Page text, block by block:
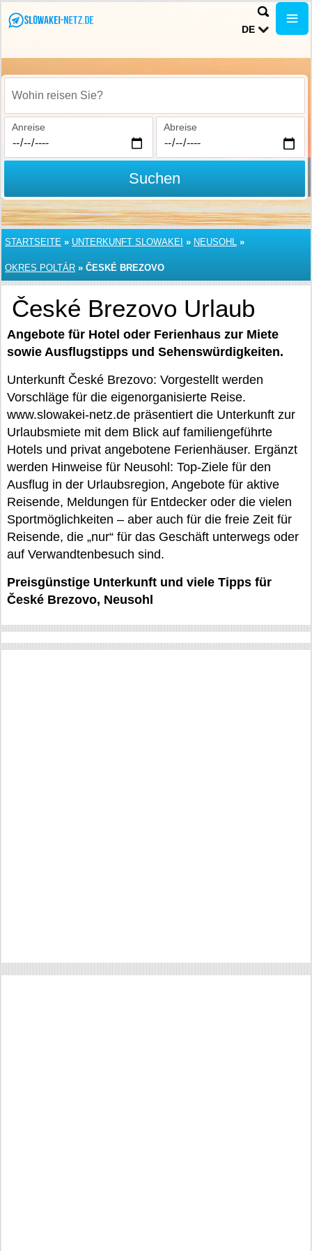
DE
Wohin reisen Sie?
Anreise Abreise
Suchen
STARTSEITE » UNTERKUNFT SLOWAKEI » NEUSOHL »
OKRES POLTÁR » ČESKÉ BREZOVO
České Brezovo Urlaub
Angebote für Hotel oder Ferienhaus zur Miete
sowie Ausflugstipps und Sehenswürdigkeiten.
Unterkunft České Brezovo: Vorgestellt werden
Vorschläge für die eigenorganisierte Reise.
www.slowakei-netz.de präsentiert die Unterkunft zur
Urlaubsmiete mit dem Blick auf familiengeführte
Hotels und privat angebotene Ferienhäuser. Ergänzt
werden Hinweise für Neusohl: Top-Ziele für den
Ausflug in der Urlaubsregion, Angebote für aktive
Reisende, Meldungen für Entdecker oder die vielen
Sportmöglichkeiten – aber auch für die freie Zeit für
Reisende, die „nur“ für das Geschäft unterwegs oder
auf Verwandtenbesuch sind.
Preisgünstige Unterkunft und viele Tipps für
České Brezovo, Neusohl